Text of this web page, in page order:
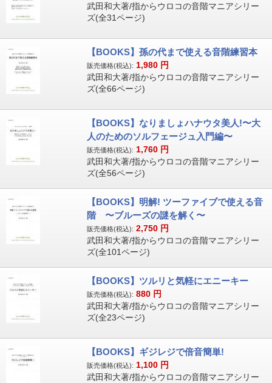
武田和大著/指からウロコの音階マニアシリー
ズ(全31ページ)
【BOOKS】孫の代まで使える音階練習本
販売価格(税込): 1,980 円
武田和大著/指からウロコの音階マニアシリー
ズ(全66ページ)
【BOOKS】なりましょハナウタ美人!〜大
人のためのソルフェージュ入門編〜
販売価格(税込): 1,760 円
武田和大著/指からウロコの音階マニアシリー
ズ(全56ページ)
【BOOKS】明解! ツーファイブで使える音
階 〜ブルーズの謎を解く〜
販売価格(税込): 2,750 円
武田和大著/指からウロコの音階マニアシリー
ズ(全101ページ)
【BOOKS】ツルリと気軽にエニーキー
販売価格(税込): 880 円
武田和大著/指からウロコの音階マニアシリー
ズ(全23ページ)
【BOOKS】ギジレジで倍音簡単!
販売価格(税込): 1,100 円
武田和大著/指からウロコの音階マニアシリー